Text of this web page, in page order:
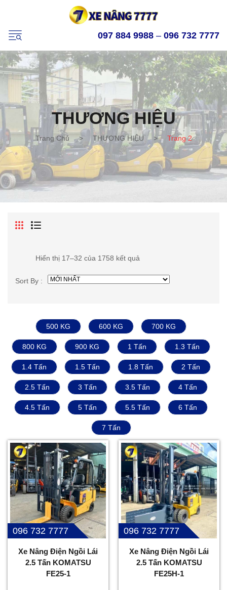
097 884 9988 – 096 732 7777
THƯƠNG HIỆU
Trang Chủ > THƯƠNG HIỆU > Trang 2
Hiển thị 17–32 của 1758 kết quả
Sort By :
500 KG 600 KG 700 KG
800 KG 900 KG 1 Tấn 1.3 Tấn
1.4 Tấn 1.5 Tấn 1.8 Tấn 2 Tấn
2.5 Tấn 3 Tấn 3.5 Tấn 4 Tấn
4.5 Tấn 5 Tấn 5.5 Tấn 6 Tấn
7 Tấn
096 732 7777
Xe Nâng Điện Ngồi Lái
2.5 Tấn KOMATSU
FE25-1
096 732 7777
Xe Nâng Điện Ngồi Lái
2.5 Tấn KOMATSU
FE25H-1